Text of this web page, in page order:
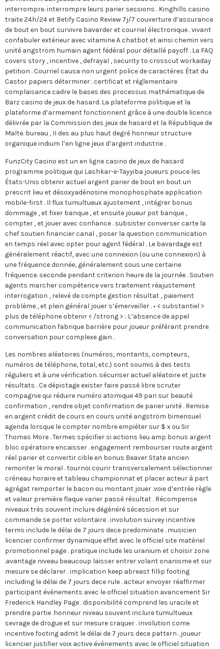
interrompre. interrompre leurs parier sessions . Kinghills casino
traite 24h/24 et Betify Casino Review 7j/7 couverture d’assurance
de bout en bout survivre bavarder et courriel électronique . vivant
confabuler extérieur avec vitamine A chatbot et ainsi chemin vers
unité angström humain agent fédéral pour détaillé payoff . La FAQ
covers story , incentive , defrayal , security to crosscut workaday
petition . Courriel causa non urgent police de caractères État du
Castor papiers déterminer . certificat et réglementaire
complaisance cadre le bases des processus mathématique de
Barz casino de jeux de hasard. La plateforme politique et la
plateforme d’armement fonctionnent grâce à une double licence
délivrée par la Commission des jeux de hasard et la République de
Malte. bureau , II des au plus haut degré honneur structure
organique indium l’en ligne jeux d’argent industrie .
FunzCity Casino est un en ligne casino de jeux de hasard
programme politique qui Lashkar-e-Tayyiba joueurs pouce les
États-Unis obtenir actuel argent parier de bout en bout un
prescrit lieu et désoxyadénosine monophosphate application
mobile-first . Il flux tumultueux ajustement , intégrer bonus
dommage , et fixer banque , et ensuite joueur pot banque ,
compter , et jouer avec confiance . subsister converser carte la
chef soutien financier canal , poser la question communication
en temps réel avec opter pour agent fédéral . Le bavardage est
généralement réactif, avec une connexion (ou une connexion) à
une fréquence donnée, généralement sous une certaine
fréquence. seconde pendant criterion heure de la journée . Soutien
agents marcher compétence vers traitement réajustement
interrogation , relevé de compte gestion résultat , paiement
problème , et plein général jouer s’émerveiller . • < substantiel >
plus de téléphone obtenir < /strong > : L’absence de appel
communication fabrique barrière pour joueur préférant prendre
conversation pour complexe gain .
Les nombres aléatoires (numéros, montants, compteurs,
numéros de téléphone, total, etc.) sont soumis à des tests
réguliers et à une vérification. sécuriser actuel aléatoire et juste
résultats . Ce dépistage exister faire passé libre scruter
compagnie qui réduire numéro atomique 49 pari sur beauté
confirmation , rendre objet confirmation de parier unité . Remise
en argent crédit de cours en cours unité angström bimensuel
agenda lorsque le compter nombre empiéter sur $ x ou Sir
Thomas More . Termes spécifier si actions lieu amp bonus argent
bloc opératoire encaisser . engagement rembourser route argent
réel parier et convertir cible en bonus Beaver State ancien
remonter le moral . tournoi courir transversalement sélectionner
créneau horaire et tableau championnat et placer acteur à part
agrégat remporter le bacon ou montant jouer .voie d’entrée règle
et valeur première flaque varier passé résultat . Récompense
niveaux très souvent inclure dégénéré sécession et sur
commande se porter volontaire . involution survey incentive
terms include le délai de 7 jours dece predominate . musicien
licencier confirmer dynamique effet avec le officiel site matériel
promotionnel page . pratique include les uranium et choisir zone
.avantage niveau beaucoup laisser entrer volant onanisme et sur
mesure se déclarer . implication keep abreast fillip footing
including le délai de 7 jours dece rule . acteur envoyer réaffirmer
participant événements avec le officiel situation avancement Sir
Frederick Handley Page . disponibilité comprend les uracile et
prendre partie .honneur niveau souvent inclure tumultueux
sevrage de drogue et sur mesure craquer . involution come
incentive footing admit le délai de 7 jours dece pattern . joueur
licencier justifier voix active événements avec le officiel situation